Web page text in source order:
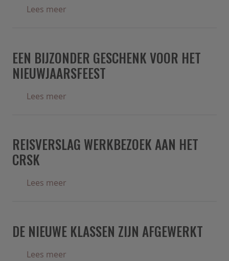
Lees meer
EEN BIJZONDER GESCHENK VOOR HET
NIEUWJAARSFEEST
Lees meer
REISVERSLAG WERKBEZOEK AAN HET
CRSK
Lees meer
DE NIEUWE KLASSEN ZIJN AFGEWERKT
Lees meer